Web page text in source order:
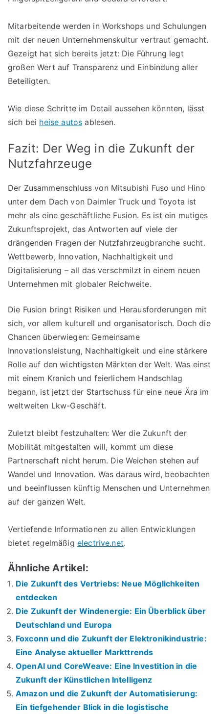
Mitarbeitende werden in Workshops und Schulungen
mit der neuen Unternehmenskultur vertraut gemacht.
Gezeigt hat sich bereits jetzt: Die Führung legt
großen Wert auf Transparenz und Einbindung aller
Beteiligten.
Wie diese Schritte im Detail aussehen könnten, lässt
sich bei heise autos ablesen.
Fazit: Der Weg in die Zukunft der
Nutzfahrzeuge
Der Zusammenschluss von Mitsubishi Fuso und Hino
unter dem Dach von Daimler Truck und Toyota ist
mehr als eine geschäftliche Fusion. Es ist ein mutiges
Zukunftsprojekt, das Antworten auf viele der
drängenden Fragen der Nutzfahrzeugbranche sucht.
Wettbewerb, Innovation, Nachhaltigkeit und
Digitalisierung – all das verschmilzt in einem neuen
Unternehmen mit globaler Reichweite.
Die Fusion bringt Risiken und Herausforderungen mit
sich, vor allem kulturell und organisatorisch. Doch die
Chancen überwiegen: Gemeinsame
Innovationsleistung, Nachhaltigkeit und eine stärkere
Rolle auf den wichtigsten Märkten der Welt. Was einst
mit einem Kranich und feierlichem Handschlag
begann, ist jetzt der Startschuss für eine neue Ära im
weltweiten Lkw-Geschäft.
Zuletzt bleibt festzuhalten: Wer die Zukunft der
Mobilität mitgestalten will, kommt um diese
Partnerschaft nicht herum. Die Weichen stehen auf
Wandel und Innovation. Was daraus wird, beobachten
und beeinflussen künftig Menschen und Unternehmen
auf der ganzen Welt.
Vertiefende Informationen zu allen Entwicklungen
bietet regelmäßig electrive.net.
Ähnliche Artikel:
Die Zukunft des Vertriebs: Neue Möglichkeiten
entdecken
Die Zukunft der Windenergie: Ein Überblick über
Deutschland und Europa
Foxconn und die Zukunft der Elektronikindustrie:
Eine Analyse aktueller Markttrends
OpenAI und CoreWeave: Eine Investition in die
Zukunft der Künstlichen Intelligenz
Amazon und die Zukunft der Automatisierung:
Ein tiefgehender Blick in die logistische